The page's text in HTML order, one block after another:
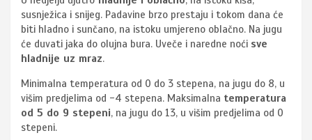
susnježica i snijeg. Padavine brzo prestaju i tokom dana će
biti hladno i sunčano, na istoku umjereno oblačno. Na jugu
će duvati jaka do olujna bura. Uveče i naredne noći sve
hladnije uz mraz.
Minimalna temperatura od 0 do 3 stepena, na jugu do 8, u
višim predjelima od -4 stepena. Maksimalna temperatura
od 5 do 9 stepeni, na jugu do 13, u višim predjelima od 0
stepeni.